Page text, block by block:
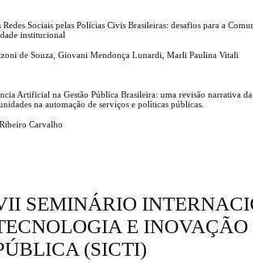
Redes Sociais pelas Polícias Civis Brasileiras: desafios para a
institucional
de Souza, Giovani Mendonça Lunardi, Marli Paulina Vitali
Artificial na Gestão Pública Brasileira: uma revisão narrativa
na automação de serviços e políticas públicas.
Carvalho
SEMINÁRIO
E
(SICTI)